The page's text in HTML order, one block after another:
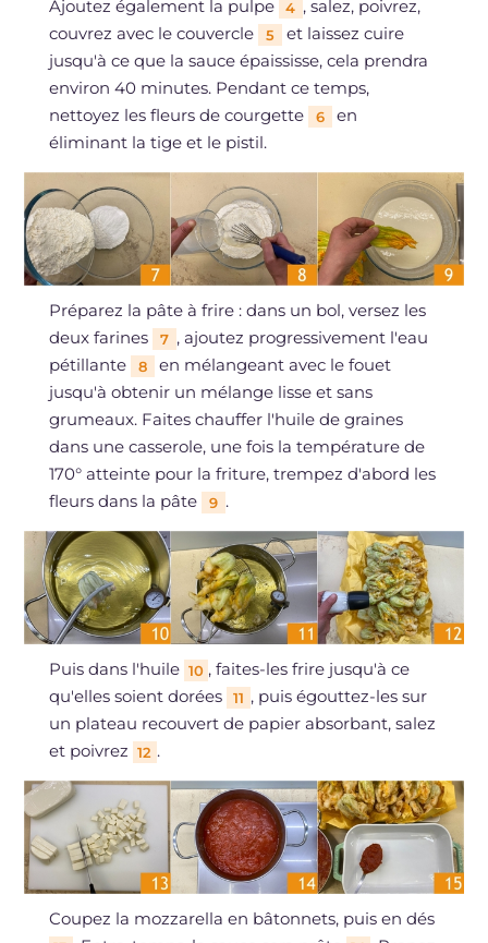
Ajoutez également la pulpe 4 , salez, poivrez,
couvrez avec le couvercle
5
et laissez cuire
jusqu'à ce que la sauce épaississe, cela prendra
environ 40 minutes. Pendant ce temps,
nettoyez les fleurs de courgette
6
en
éliminant la tige et le pistil.
Préparez la pâte à frire : dans un bol, versez les
deux farines
7 , ajoutez progressivement l'eau
pétillante
8
en mélangeant avec le fouet
jusqu'à obtenir un mélange lisse et sans
grumeaux. Faites chauffer l'huile de graines
dans une casserole, une fois la température de
170° atteinte pour la friture, trempez d'abord les
fleurs dans la pâte
9 .
Puis dans l'huile 10 , faites-les frire jusqu'à ce
qu'elles soient dorées
11 , puis égouttez-les sur
un plateau recouvert de papier absorbant, salez
et poivrez 12 .
Coupez la mozzarella en bâtonnets, puis en dés